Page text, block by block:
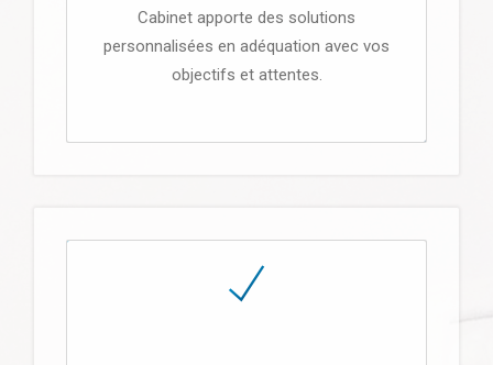
Cabinet apporte des solutions
personnalisées en adéquation avec vos
objectifs et attentes.